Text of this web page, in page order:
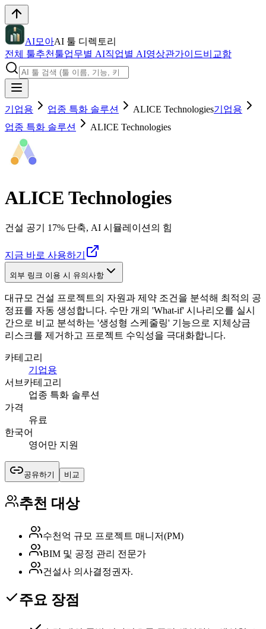
AI모아AI 툴 디렉토리
전체 툴추천툴업무별 AI직업별 AI영상관가이드비교함
기업용 업종 특화 솔루션 ALICE Technologies기업용
업종 특화 솔루션
ALICE Technologies
ALICE Technologies
건설 공기 17% 단축, AI 시뮬레이션의 힘
지금 바로 사용하기
외부 링크 이용 시 유의사항
대규모 건설 프로젝트의 자원과 제약 조건을 분석해 최적의 공
정표를 자동 생성합니다. 수만 개의 'What-if' 시나리오를 실시
간으로 비교 분석하는 '생성형 스케줄링' 기능으로 지체상금
리스크를 제거하고 프로젝트 수익성을 극대화합니다.
카테고리
기업용
서브카테고리
업종 특화 솔루션
가격
유료
한국어
영어만 지원
공유하기 비교
추천 대상
수천억 규모 프로젝트 매니저(PM)
BIM 및 공정 관리 전문가
건설사 의사결정권자.
주요 장점